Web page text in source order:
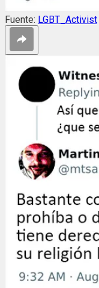
Fuente: LGBT_Activist